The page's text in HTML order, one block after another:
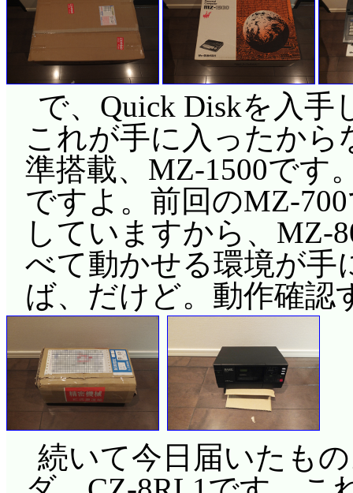
で、Quick Diskを入
これが手に入ったから
準搭載、MZ-1500です
ですよ。前回のMZ-
していますから、MZ-
べて動かせる環境が
ば、だけど。動作確
続いて今日届いたも